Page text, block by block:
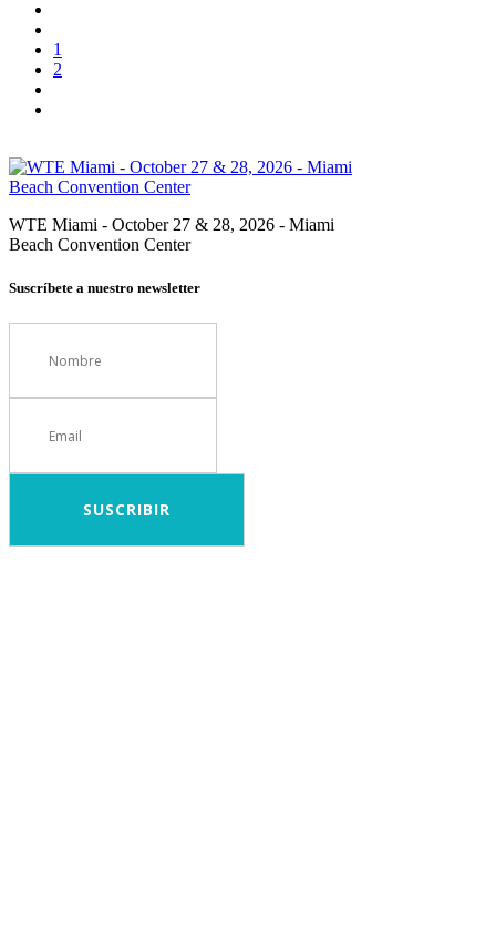
1
2
WTE Miami - October 27 & 28, 2026 - Miami
Beach Convention Center
Suscríbete a nuestro newsletter